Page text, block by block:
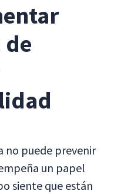
no puede prevenir
un papel
siente que están